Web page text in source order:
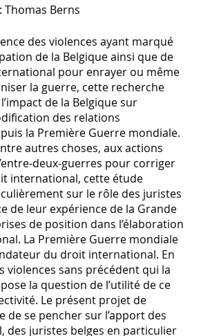
Thomas Berns
des violences ayant marqué
de la Belgique ainsi que de
pour enrayer ou même
la guerre, cette recherche
de la Belgique sur
des relations
la Première Guerre mondiale.
autres choses, aux actions
deux-guerres pour corriger
international, cette étude
sur le rôle des juristes
de leur expérience de la Grande
de position dans l’élaboration
La Première Guerre mondiale
du droit international. En
violences sans précédent qui la
la question de l’utilité de ce
Le présent projet de
de se pencher sur l’apport des
des juristes belges en particulier